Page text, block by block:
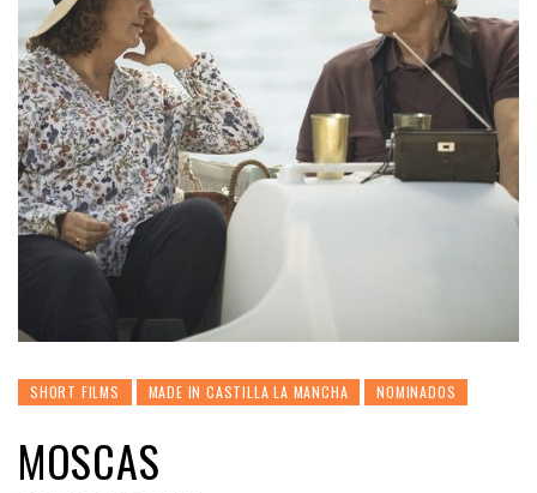
SHORT FILMS MADE IN CASTILLA LA MANCHA NOMINADOS
MOSCAS